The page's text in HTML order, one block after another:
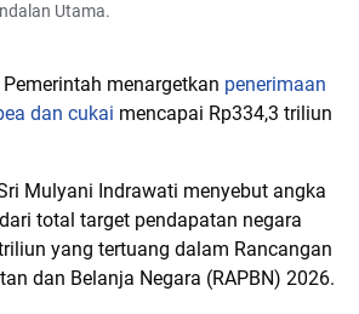
Utama.
Pemerintah menargetkan penerimaan
dan cukai mencapai Rp334,3 triliun
Mulyani Indrawati menyebut angka
total target pendapatan negara
yang tertuang dalam Rancangan
dan Belanja Negara (RAPBN) 2026.